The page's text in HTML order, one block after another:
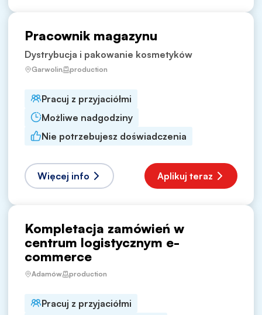
Pracownik magazynu
Dystrybucja i pakowanie kosmetyków
Garwolin production
Pracuj z przyjaciółmi
Możliwe nadgodziny
Nie potrzebujesz doświadczenia
Więcej info Aplikuj teraz
Kompletacja zamówień w
centrum logistycznym e-
commerce
Adamów production
Pracuj z przyjaciółmi